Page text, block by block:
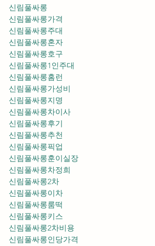
신림풀싸롱
신림풀싸롱가격
신림풀싸롱주대
신림풀싸롱혼자
신림풀싸롱호구
신림풀싸롱1인주대
신림풀싸롱홈런
신림풀싸롱가성비
신림풀싸롱지명
신림풀싸롱차이사
신림풀싸롱후기
신림풀싸롱추천
신림풀싸롱훈이실장
신림풀싸롱차정희
신림풀싸롱2차
신림풀싸롱이차
신림풀싸롱룸떡
신림풀싸롱키스
신림풀싸롱2차비용
신림풀싸롱인당가격